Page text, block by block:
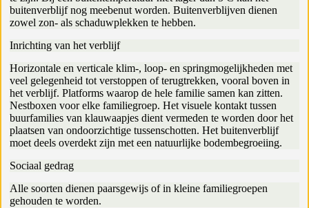
buitenverblijf nog meebenut worden. Buitenverblijven dienen
zowel zon- als schaduwplekken te hebben.
Inrichting van het verblijf
Horizontale en verticale klim-, loop- en springmogelijkheden met
veel gelegenheid tot verstoppen of terugtrekken, vooral boven in
het verblijf. Platforms waarop de hele familie samen kan zitten.
Nestboxen voor elke familiegroep. Het visuele kontakt tussen
buurfamilies van klauwaapjes dient vermeden te worden door het
plaatsen van ondoorzichtige tussenschotten. Het buitenverblijf
moet deels overdekt zijn met een natuurlijke bodembegroeiing.
Sociaal gedrag
Alle soorten dienen paarsgewijs of in kleine familiegroepen
gehouden te worden.